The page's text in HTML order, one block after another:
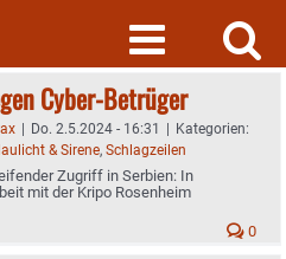
Cyber-Betrüger
| Do. 2.5.2024 - 16:31 | Kategorien:
& Sirene, Schlagzeilen
Zugriff in Serbien: In
mit der Kripo Rosenheim
0